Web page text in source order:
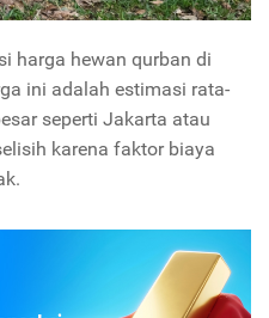
harga hewan qurban di
ini adalah estimasi rata-
seperti Jakarta atau
karena faktor biaya